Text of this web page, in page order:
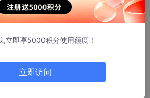
线实践的看法。
执行”的角度看，AI已经具备承担大
赖了。
非常强大，几乎可以胜任各阶段程序员的
,立即享5000积分使用额度！
立即访问